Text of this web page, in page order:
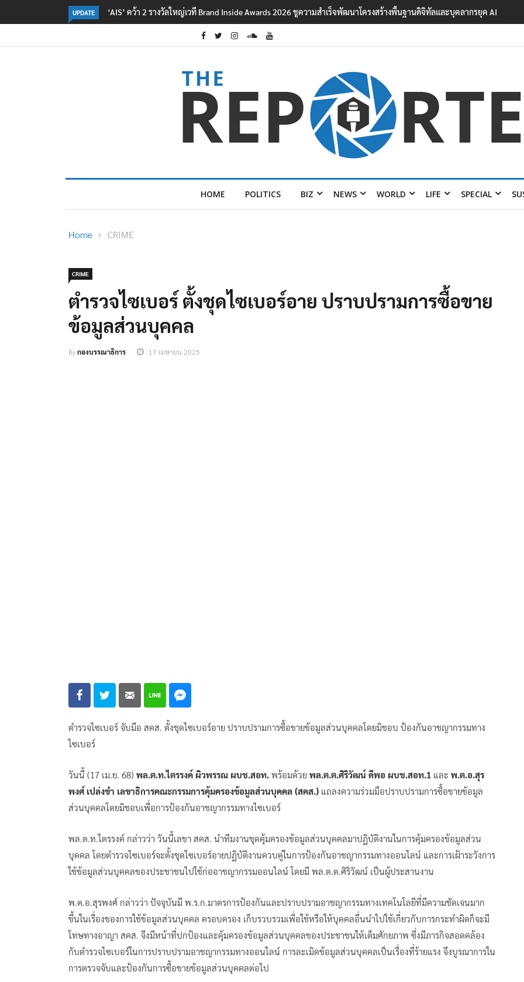
UPDATE ‘AIS’ คว้า 2 รางวัลใหญ่เวที Brand Inside Awards 2026 ชูความสำเร็จพัฒนาโครงสร้างพื้นฐานดิจิทัลและบุคลากรยุค AI
HOME POLITICS BIZ NEWS WORLD LIFE SPECIAL
Home CRIME
CRIME
ตำรวจไซเบอร์ ตั้งชุดไซเบอร์อาย ปราบปรามการซื้อขาย
ข้อมูลส่วนบุคคล
Byกองบรรณาธิการ 17 เมษายน 2025
ตำรวจไซเบอร์ จับมือ สคส. ตั้งชุดไซเบอร์อาย ปราบปรามการซื้อขายข้อมูลส่วนบุคคลโดยมิชอบ ป้องกันอาชญากรรมทาง
ไซเบอร์
วันนี้ (17 เม.ย. 68) พล.ต.ท.ไตรรงค์ ผิวพรรณ ผบช.สอท. พร้อมด้วย พล.ต.ต.ศิริวัฒน์ ดีพอ ผบช.สอท.1 และ พ.ต.อ.สุร
พงศ์ เปล่งขำ เลขาธิการคณะกรรมการคุ้มครองข้อมูลส่วนบุคคล (สคส.) แถลงความร่วมมือปราบปรามการซื้อขายข้อมูล
ส่วนบุคคลโดยมิชอบเพื่อการป้องกันอาชญากรรมทางไซเบอร์
พล.ต.ท.ไตรรงค์ กล่าวว่า วันนี้เลขา สคส. นำทีมงานชุดคุ้มครองข้อมูลส่วนบุคคลมาปฏิบัติงานในการคุ้มครองข้อมูลส่วน
บุคคล โดยตำรวจไซเบอร์จะตั้งชุดไซเบอร์อายปฏิบัติงานควบคู่ในการป้องกันอาชญากรรมทางออนไลน์ และการเฝ้าระวังการ
ใช้ข้อมูลส่วนบุคคลของประชาชนไปใช้ก่ออาชญากรรมออนไลน์ โดยมี พล.ต.ต.ศิริวัฒน์ เป็นผู้ประสานงาน
พ.ต.อ.สุรพงศ์ กล่าวว่า ปัจจุบันมี พ.ร.ก.มาตรการป้องกันและปราบปรามอาชญากรรมทางเทคโนโลยีที่มีความชัดเจนมาก
ขึ้นในเรื่องของการใช้ข้อมูลส่วนบุคคล ครอบครอง เก็บรวบรวมเพื่อใช้หรือให้บุคคลอื่นนำไปใช้เกี่ยวกับการกระทำผิดก็จะมี
โทษทางอาญา สคส. จึงมีหน้าที่ปกป้องและคุ้มครองข้อมูลส่วนบุคคลของประชาชนให้เต็มศักยภาพ ซึ่งมีภารกิจสอดคล้อง
กับตำรวจไซเบอร์ในการปราบปรามอาชญากรรมทางออนไลน์ การละเมิดข้อมูลส่วนบุคคลเป็นเรื่องที่ร้ายแรง จึงบูรณาการใน
การตรวจจับและป้องกันการซื้อขายข้อมูลส่วนบุคคลต่อไป